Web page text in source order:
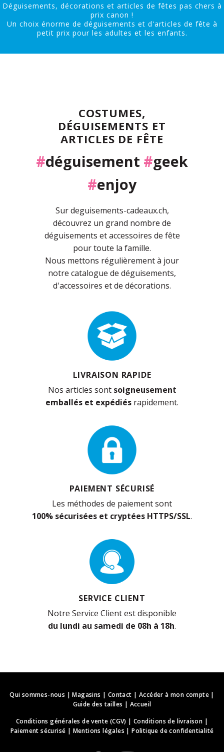
Déguisements, décorations et articles de fêtes pas chers à
prix canon !
Un choix énorme de déguisements et d'articles de fête à
petit prix pour les adultes et les enfants.
COSTUMES,
DÉGUISEMENTS ET
ARTICLES DE FÊTE
#déguisement #geek
#enjoy
Sur deguisements-cadeaux.ch,
découvrez un grand nombre de
déguisements et accessoires de fête
pour toute la famille.
Nous mettons régulièrement à jour
notre catalogue de déguisements,
d'accessoires et de décorations.
LIVRAISON RAPIDE
Nos articles sont soigneusement
emballés et expédiés rapidement.
PAIEMENT SÉCURISÉ
Les méthodes de paiement sont
100% sécurisées et cryptées HTTPS/SSL.
SERVICE CLIENT
Notre Service Client est disponible
du lundi au samedi de 08h à 18h.
Qui sommes-nous |Magasins | Contact | Accéder à mon compte|
Guide des tailles | Accueil
Conditions générales de vente (CGV) |Conditions de livraison |
Paiement sécurisé | Mentions légales |Politique de confidentialité